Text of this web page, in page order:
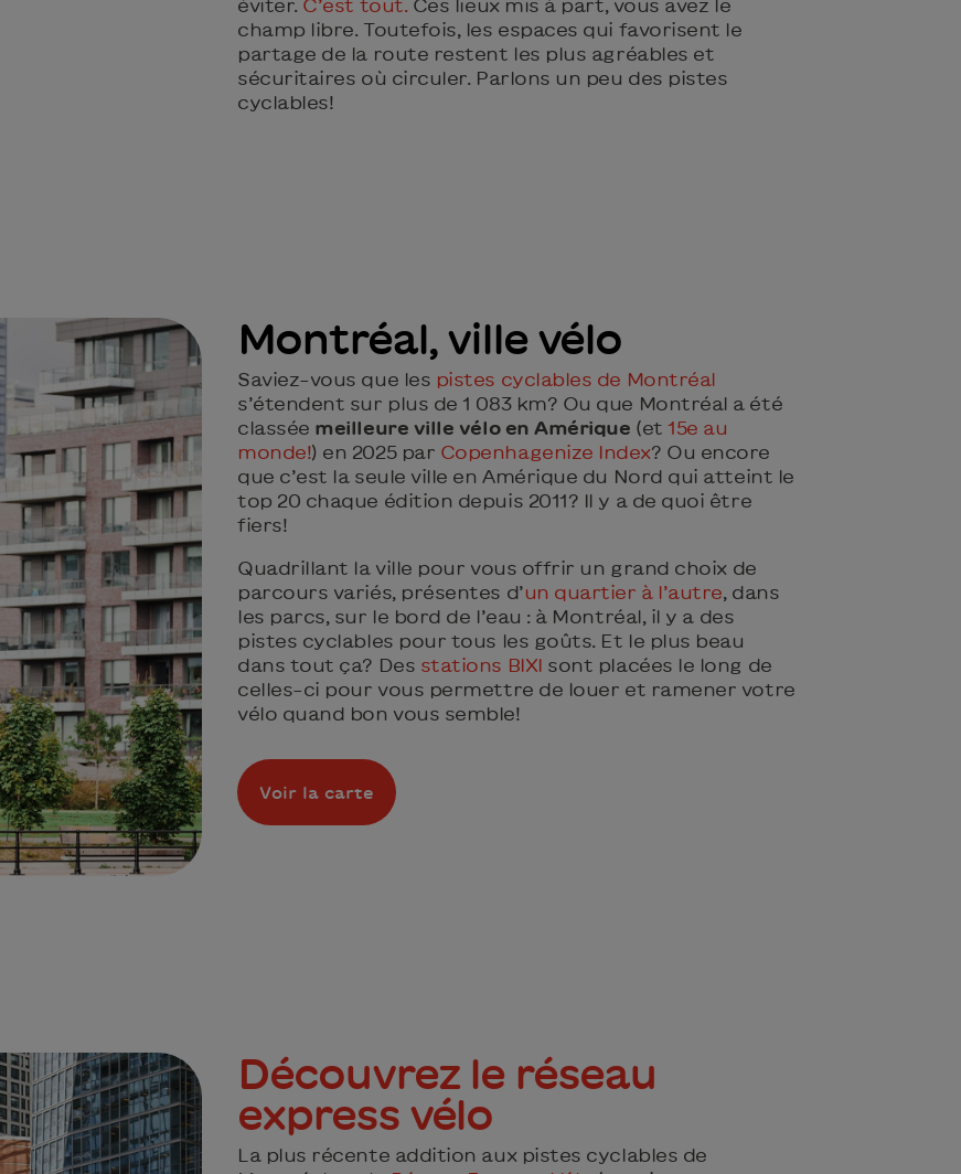
éviter. C’est tout. Ces lieux mis à part, vous avez le
champ libre. Toutefois, les espaces qui favorisent le
partage de la route restent les plus agréables et
sécuritaires où circuler. Parlons un peu des pistes
cyclables!
Montréal, ville vélo
Saviez-vous que les pistes cyclables de Montréal
s’étendent sur plus de 1 083 km? Ou que Montréal a été
classée meilleure ville vélo en Amérique (et15e au
monde!) en 2025 par Copenhagenize Index? Ou encore
que c’est la seule ville en Amérique du Nord qui atteint le
top 20 chaque édition depuis 2011? Il y a de quoi être
fiers!
Quadrillant la ville pour vous offrir un grand choix de
parcours variés, présentes d’un quartier à l’autre , dans
les parcs, sur le bord de l’eau : à Montréal, il y a des
pistes cyclables pour tous les goûts. Et le plus beau
dans tout ça? Des stations BIXI sont placées le long de
celles-ci pour vous permettre de louer et ramener votre
vélo quand bon vous semble!
Voir la carte
Découvrez le réseau
express vélo
La plus récente addition aux pistes cyclables de